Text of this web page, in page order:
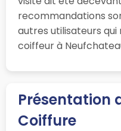
recommandations
autres utilisateurs
coiffeur à
Présentation
Coiffure